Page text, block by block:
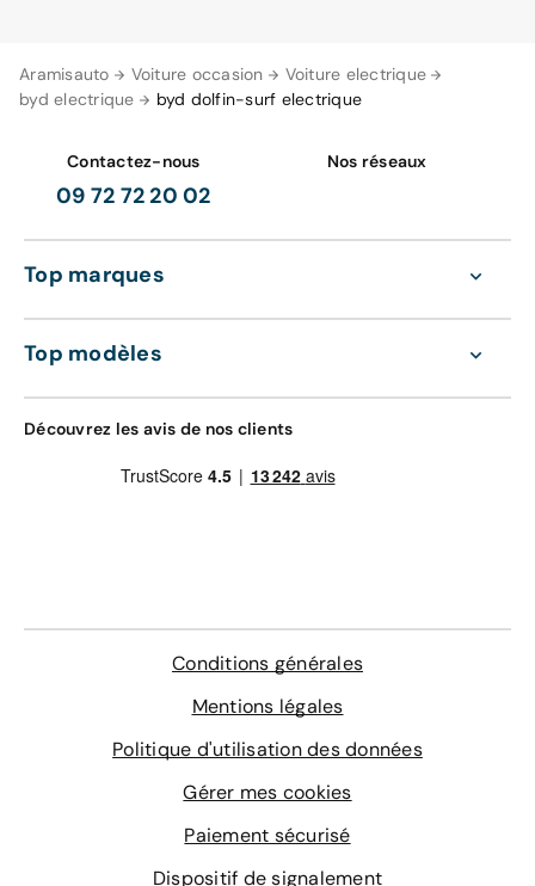
Aramisauto Voiture occasion
Voiture electrique
byd electrique
byd dolfin-surf electrique
Contactez-nous
09 72 72 20 02
Nos réseaux
Top marques
Top modèles
Découvrez les avis de nos clients
Conditions générales
Mentions légales
Politique d'utilisation des données
Gérer mes cookies
Paiement sécurisé
Dispositif de signalement